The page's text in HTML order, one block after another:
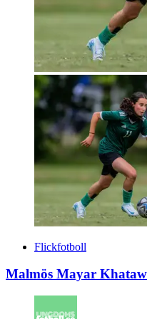
Flickfotboll
Malmös Mayar